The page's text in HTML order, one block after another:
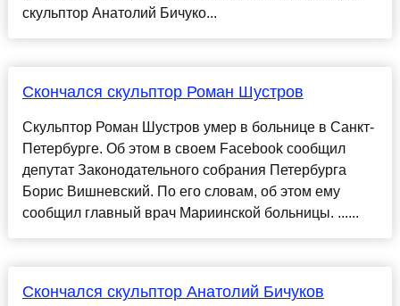
скульптор Анатолий Бичуко...
Скончался скульптор Роман Шустров
Скульптор Роман Шустров умер в больнице в Санкт-
Петербурге. Об этом в своем Facebook сообщил
депутат Законодательного собрания Петербурга
Борис Вишневский. По его словам, об этом ему
сообщил главный врач Мариинской больницы. ......
Скончался скульптор Анатолий Бичуков